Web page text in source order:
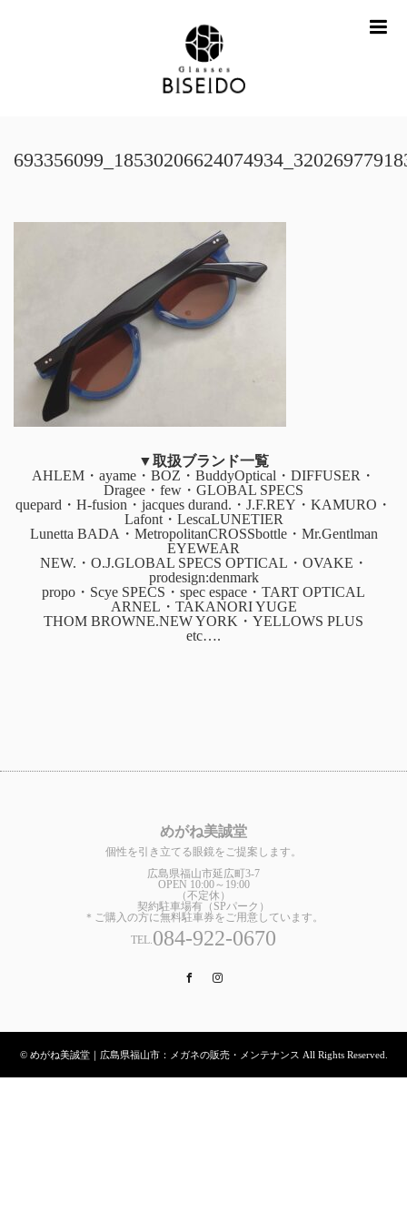
▼取扱ブランド一覧
AHLEM・ayame・BOZ・BuddyOptical・DIFFUSER・
Dragee・few・GLOBAL SPECS
quepard・H-fusion・jacques durand.・J.F.REY・KAMURO・
Lafont・LescaLUNETIER
Lunetta BADA・MetropolitanCROSSbottle・Mr.Gentlman
EYEWEAR
NEW.・O.J.GLOBAL SPECS OPTICAL・OVAKE・
prodesign:denmark
propo・Scye SPECS・spec espace・TART OPTICAL
ARNEL・TAKANORI YUGE
THOM BROWNE.NEW YORK・YELLOWS PLUS
etc….
めがね美誠堂
個性を引き立てる眼鏡をご提案します。
広島県福山市延広町3-7
OPEN 10:00～19:00
（不定休）
契約駐車場有（SPパーク）
＊ご購入の方に無料駐車券をご用意しています。
TEL.084-922-0670
Facebook
© めがね美誠堂｜広島県福山市：メガネの販売・メンテナンス All Rights Reserved.